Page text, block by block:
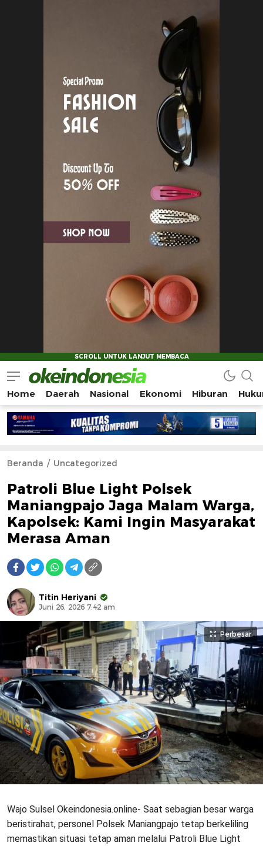
Okeindonesia.Online
Mengonlinekan Indonesia Secara Utuh
Home Daerah Nasional Ekonomi Hiburan
Beranda Uncategorized
Patroli Blue Light Polsek
Maniangpajo Jaga Malam Warga,
Kapolsek: Kami Ingin Masyarakat
Merasa Aman
Titin Heriyani
Juni 26, 2026 7:42 am
Perbesar
Wajo Sulsel Okeindonesia.online- Saat sebagian besar warga
beristirahat, personel Polsek Maniangpajo tetap berkeliling
memastikan situasi tetap aman melalui Patroli Blue Light